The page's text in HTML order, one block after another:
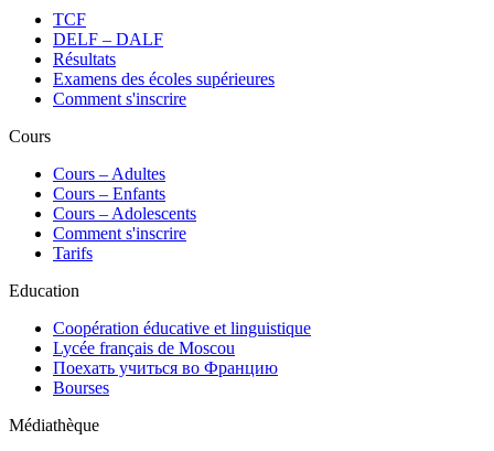
TCF
DELF – DALF
Résultats
Examens des écoles supérieures
Comment s'inscrire
Cours
Сours – Adultes
Cours – Enfants
Cours – Adolescents
Comment s'inscrire
Tarifs
Education
Coopération éducative et linguistique
Lycée français de Moscou
Поехать учиться во Францию
Bourses
Médiathèque